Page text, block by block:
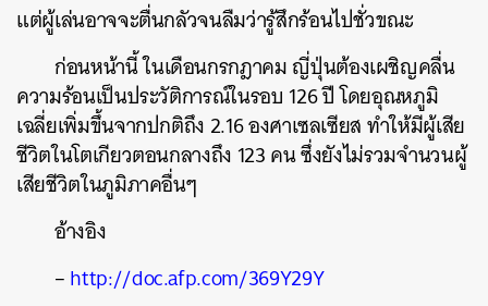
แต่ผู้เล่นอาจจะตื่นกลัวจนลืมว่ารู้สึกร้อนไปชั่วขณะ
ก่อนหน้านี้ ในเดือนกรกฎาคม ญี่ปุ่นต้องเผชิญคลื่น
ความร้อนเป็นประวัติการณ์ในรอบ 126 ปี โดยอุณหภูมิ
เฉลี่ยเพิ่มขึ้นจากปกติถึง 2.16 องศาเซลเซียส ทำให้มีผู้เสีย
ชีวิตในโตเกียวตอนกลางถึง 123 คน ซึ่งยังไม่รวมจำนวนผู้
เสียชีวิตในภูมิภาคอื่นๆ
อ้างอิง
–http://doc.afp.com/369Y29Y
ค้นหา
SHARE TWEET LINE EMAIL